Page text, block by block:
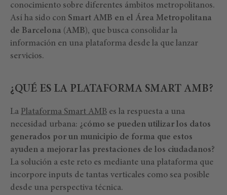
conocimiento sobre diferentes ámbitos metropolitanos.
Así ha sido con Smart AMB en el Área Metropolitana
de Barcelona (AMB), que busca consolidar la
información en una plataforma desde la que lanzar
servicios.
¿QUÉ ES LA PLATAFORMA SMART AMB?
La Plataforma Smart AMB es la respuesta a una
necesidad urbana: ¿cómo se pueden utilizar los datos
generados por un municipio de forma que estos
ayuden a mejorar las prestaciones de los ciudadanos?
La solución a este reto es mediante una plataforma que
incorpore inputs de tantas verticales como sea posible
desde una perspectiva técnica.